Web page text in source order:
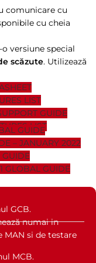
comunicare cu
cu cheia
versiune special
scăzute. Utilizează
LIST
GUIDE
LIST
GUIDE
– JANUARY 2022
GUIDE
GLOBAL GUIDE
GCB.
numai in
MAN si de testare
MCB.